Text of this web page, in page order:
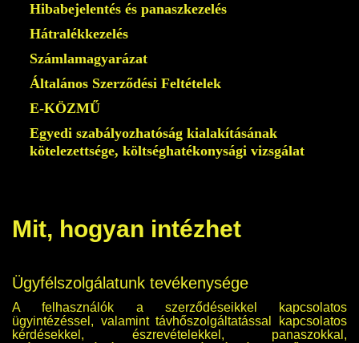
Hibabejelentés és panaszkezelés
Hátralékkezelés
Számlamagyarázat
Általános Szerződési Feltételek
E-KÖZMŰ
Egyedi szabályozhatóság kialakításának
kötelezettsége, költséghatékonysági vizsgálat
Mit, hogyan intézhet
Ügyfélszolgálatunk tevékenysége
A felhasználók a szerződéseikkel kapcsolatos
ügyintézéssel, valamint távhőszolgáltatással kapcsolatos
kérdésekkel, észrevételekkel, panaszokkal,